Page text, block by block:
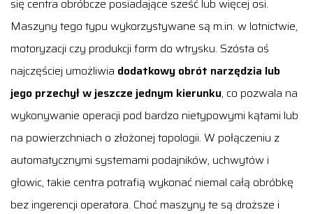
się centra obróbcze posiadające sześć lub więcej osi.
Maszyny tego typu wykorzystywane są m.in. w lotnictwie,
motoryzacji czy produkcji form do wtrysku. Szósta oś
najczęściej umożliwia dodatkowy obrót narzędzia lub
jego przechył w jeszcze jednym kierunku, co pozwala na
wykonywanie operacji pod bardzo nietypowymi kątami lub
na powierzchniach o złożonej topologii. W połączeniu z
automatycznymi systemami podajników, uchwytów i
głowic, takie centra potrafią wykonać niemal całą obróbkę
bez ingerencji operatora. Choć maszyny te są droższe i